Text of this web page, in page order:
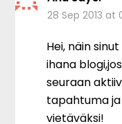
28 Sep 2013 at
Hei, näin
ihana
seuraan
tapahtuma
vietäväksi!